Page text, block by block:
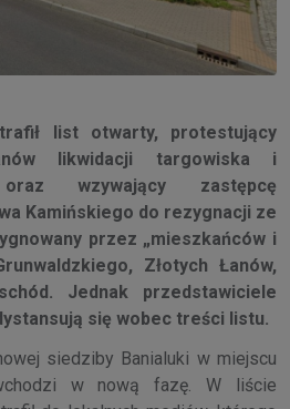
list otwarty, protestujący
likwidacji targowiska i
wzywający zastępcę
Kamińskiego do rezygnacji ze
przez „mieszkańców i
Złotych Łanów,
Jednak przedstawiciele
się wobec treści listu.
siedziby Banialuki w miejscu
w nową fazę. W liście